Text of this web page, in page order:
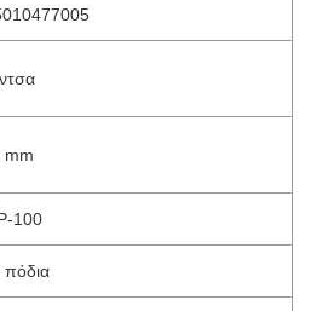
mm
100
πόδια